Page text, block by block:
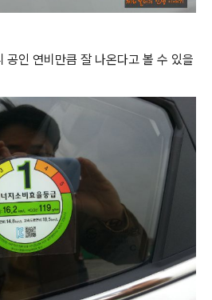
공인 연비만큼 잘 나온다고 볼 수 있을